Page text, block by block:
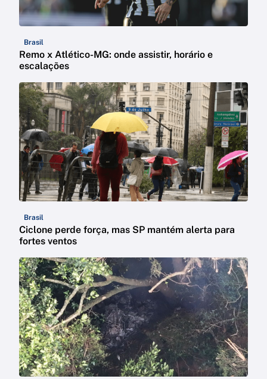
Brasil
Remo x Atlético-MG: onde assistir, horário e
escalações
Brasil
Ciclone perde força, mas SP mantém alerta para
fortes ventos